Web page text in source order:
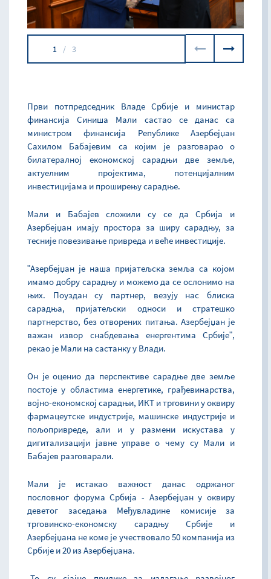
1 / 3
Први потпредседник Владе Србије и министар
финансија Синиша Мали састао се данас са
министром финансија Републике Азербејџан
Сахилом Бабајевим са којим је разговарао о
билатералној економској сарадњи две земље,
актуелним пројектима, потенцијалним
инвестицијама и проширењу сарадње.
Мали и Бабајев сложили су се да Србија и
Азербејџан имају простора за ширу сарадњу, за
тесније повезивање привреда и веће инвестиције.
ʺАзербејџан је наша пријатељска земља са којом
имамо добру сарадњу и можемо да се ослонимо на
њих. Поуздан су партнер, везују нас блиска
сарадња, пријатељски односи и стратешко
партнерство, без отворених питања. Азербејџан је
важан извор снабдевања енергентима Србијеʺ,
рекао је Мали на састанку у Влади.
Он је оценио да перспективе сарадње две земље
постоје у областима енергетике, грађевинарства,
војно-економској сарадњи, ИКТ и трговини у оквиру
фармацеутске индустрије, машинске индустрије и
пољопривреде, али и у размени искустава у
дигитализацији јавне управе о чему су Мали и
Бабајев разговарали.
Мали је истакао важност данас одржаног
пословног форума Србија - Азербејџан у оквиру
деветог заседања Међувладине комисије за
трговинско-економску сарадњу Србије и
Азербејџана не коме је учествовало 50 компанија из
Србије и 20 из Азербејџана.